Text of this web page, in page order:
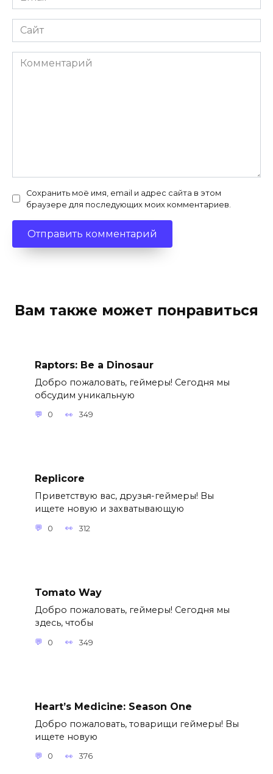
*
Сайт
Комментарий
Сохранить моё имя, email и адрес сайта в этом
браузере для последующих моих комментариев.
Вам также может понравиться
Raptors: Be a Dinosaur
Добро пожаловать, геймеры! Сегодня мы
обсудим уникальную
0 349
Replicore
Приветствую вас, друзья-геймеры! Вы
ищете новую и захватывающую
0 312
Tomato Way
Добро пожаловать, геймеры! Сегодня мы
здесь, чтобы
0 349
Heart’s Medicine: Season One
Добро пожаловать, товарищи геймеры! Вы
ищете новую
0 376